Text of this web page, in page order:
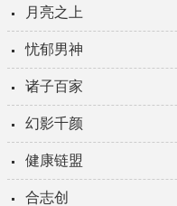
月亮之上
忧郁男神
诸子百家
幻影千颜
健康链盟
合志创